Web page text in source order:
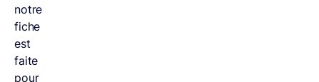
notre
fiche
est
faite
pour